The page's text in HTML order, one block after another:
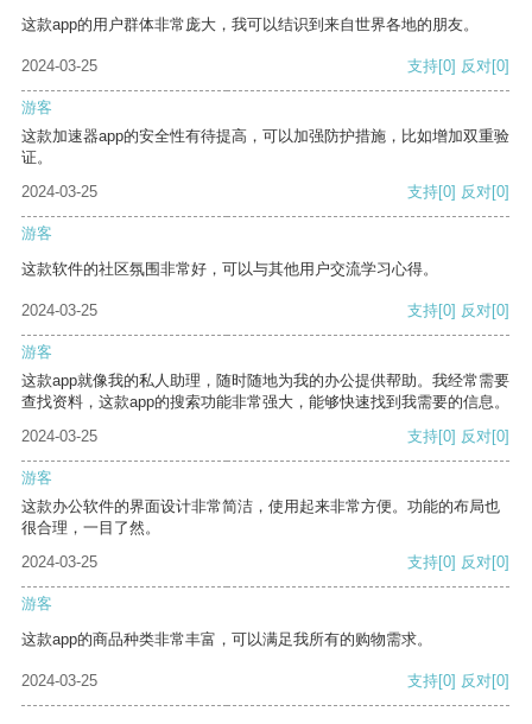
这款app的用户群体非常庞大，我可以结识到来自世界各地的朋友。
2024-03-25 支持[0] 反对[0]
游客
这款加速器app的安全性有待提高，可以加强防护措施，比如增加双重验
证。
2024-03-25
支持[0] 反对[0]
游客
这款软件的社区氛围非常好，可以与其他用户交流学习心得。
2024-03-25 支持[0] 反对[0]
游客
这款app就像我的私人助理，随时随地为我的办公提供帮助。我经常需要
查找资料，这款app的搜索功能非常强大，能够快速找到我需要的信息。
2024-03-25
支持[0] 反对[0]
游客
这款办公软件的界面设计非常简洁，使用起来非常方便。功能的布局也
很合理，一目了然。
2024-03-25
支持[0] 反对[0]
游客
这款app的商品种类非常丰富，可以满足我所有的购物需求。
2024-03-25 支持[0] 反对[0]